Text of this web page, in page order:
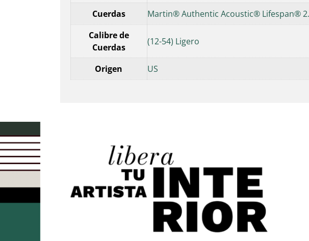
Cuerdas
Martin® Authentic Acoustic® Lifespan®
Calibre de
Cuerdas
(12-54) Ligero
Origen US